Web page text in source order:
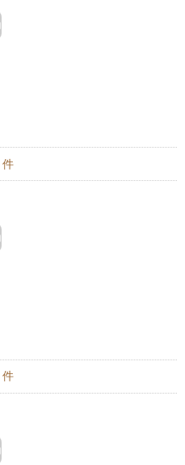
件
件